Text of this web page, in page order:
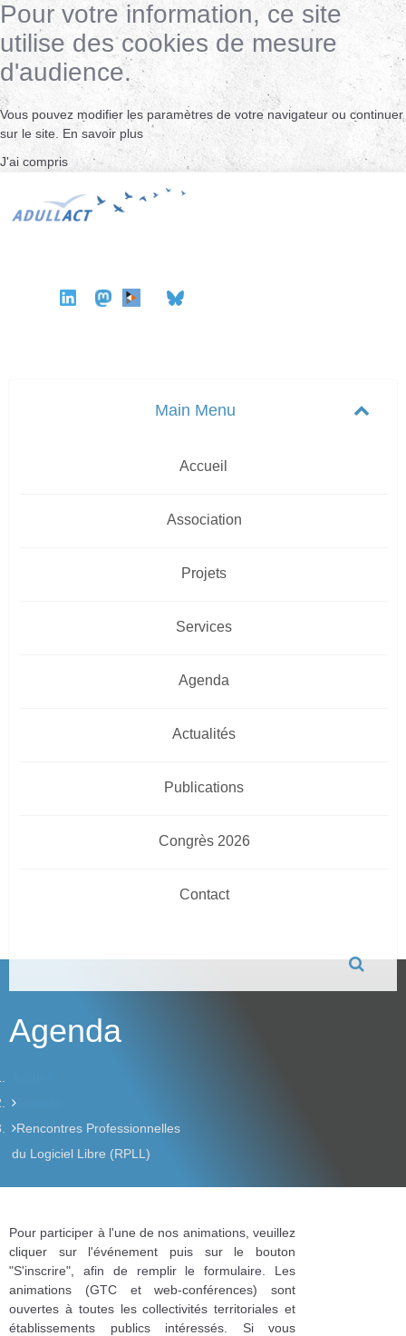
Pour votre information, ce site
utilise des cookies de mesure
d'audience.
Vous pouvez modifier les paramètres de votre navigateur ou continuer
sur le site. En savoir plus
J'ai compris
Accueil
Association
Projets
Services
Agenda
Actualités
Publications
Congrès 2026
Contact
Agenda
Rencontres Professionnelles
du Logiciel Libre (RPLL)
Pour participer à l'une de nos animations, veuillez
cliquer sur l'événement puis sur le bouton
"S'inscrire", afin de remplir le formulaire. Les
animations (GTC et web-conférences) sont
ouvertes à toutes les collectivités territoriales et
établissements publics intéressés. Si vous